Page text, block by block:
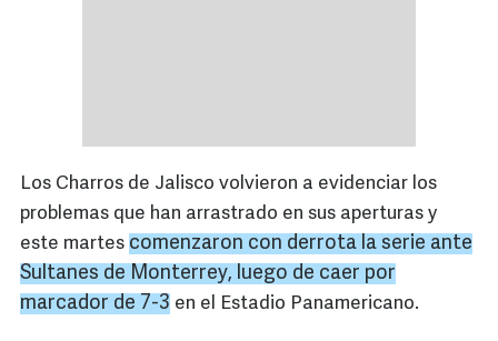
Los Charros de Jalisco volvieron a evidenciar los
problemas que han arrastrado en sus aperturas y
este martes comenzaron con derrota la serie ante
Sultanes de Monterrey, luego de caer por
marcador de 7-3 en el Estadio Panamericano.